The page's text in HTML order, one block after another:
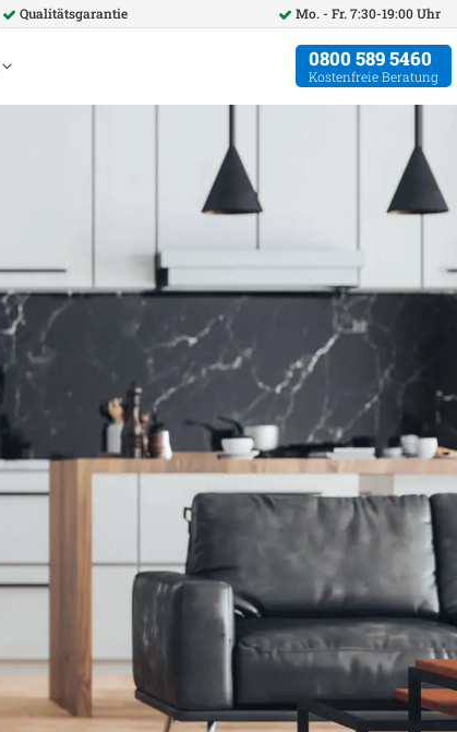
Qualitätsgarantie Mo. - Fr. 7:30-19:00 Uhr
0800 589 5460
Kostenfreie Beratung